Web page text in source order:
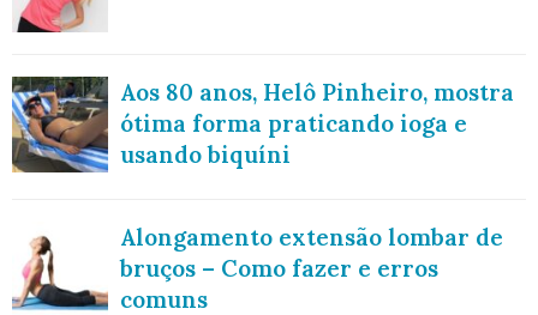
Aos 80 anos, Helô Pinheiro, mostra
ótima forma praticando ioga e
usando biquíni
Alongamento extensão lombar de
bruços – Como fazer e erros
comuns